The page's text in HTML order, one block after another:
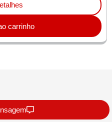
carrinho